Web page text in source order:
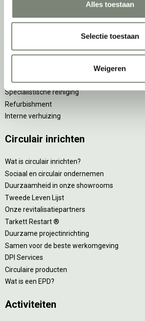
Alles toestaan
Selectie toestaan
Weigeren
Gebruiksinstructie
Levensduurverlengend onderhoud
Specialistische reiniging
Refurbishment
Interne verhuizing
Circulair inrichten
Wat is circulair inrichten?
Sociaal en circulair ondernemen
Duurzaamheid in onze showrooms
Tweede Leven Lijst
Onze revitalisatiepartners
Tarkett Restart ®
Duurzame projectinrichting
Samen voor de beste werkomgeving
DPI Services
Circulaire producten
Wat is een EPD?
Activiteiten